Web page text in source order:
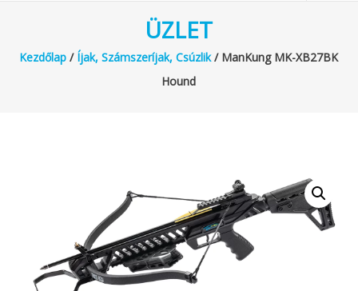
ÜZLET
Kezdőlap / Íjak, Számszeríjak, Csúzlik/ ManKung MK-XB27BK
Hound